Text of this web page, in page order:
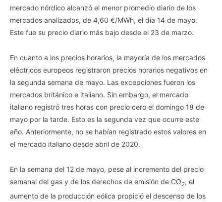
mercado nórdico alcanzó el menor promedio diario de los
mercados analizados, de 4,60 €/MWh, el día 14 de mayo.
Este fue su precio diario más bajo desde el 23 de marzo.
En cuanto a los precios horarios, la mayoría de los mercados
eléctricos europeos registraron precios horarios negativos en
la segunda semana de mayo. Las excepciones fueron los
mercados británico e italiano. Sin embargo, el mercado
italiano registró tres horas con precio cero el domingo 18 de
mayo por la tarde. Esto es la segunda vez que ocurre este
año. Anteriormente, no se habían registrado estos valores en
el mercado italiano desde abril de 2020.
En la semana del 12 de mayo, pese al incremento del precio
semanal del gas y de los derechos de emisión de CO2, el
aumento de la producción eólica propició el descenso de los